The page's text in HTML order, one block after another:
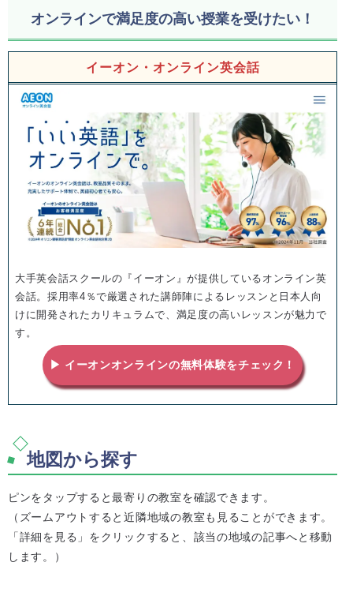
オンラインで満足度の高い授業を受けたい！
イーオン・オンライン英会話
大手英会話スクールの『イーオン』が提供しているオンライン英
会話。採用率4％で厳選された講師陣によるレッスンと日本人向
けに開発されたカリキュラムで、満足度の高いレッスンが魅力で
す。
▶ イーオンオンラインの無料体験をチェック！
地図から探す
ピンをタップすると最寄りの教室を確認できます。
（ズームアウトすると近隣地域の教室も見ることができます。
「詳細を見る」をクリックすると、該当の地域の記事へと移動
します。）